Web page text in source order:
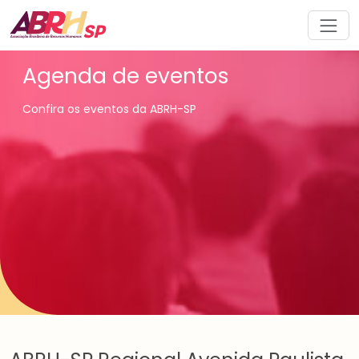
Navegação principal
Agenda de eventos
Confira os eventos da ABRH-SP